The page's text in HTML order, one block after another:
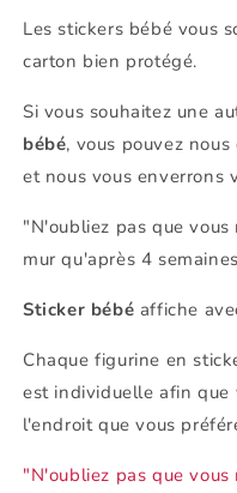
Les stickers bébé vous
carton bien protégé.
Si vous souhaitez une
bébé, vous pouvez
et nous vous enverrons
"N'oubliez pas que
mur qu'après 4
Sticker bébé affiche
Chaque figurine en
est individuelle afin que
l'endroit que vous
"N'oubliez pas que